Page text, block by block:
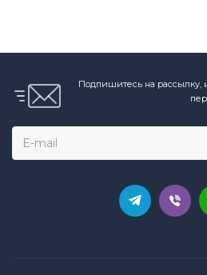
Подпишитесь на рассылку,